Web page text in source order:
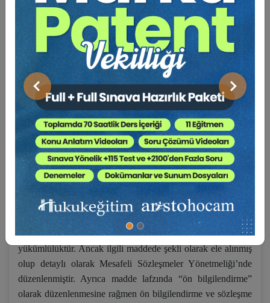
Önceki Sonraki
yükümlülüğüne değinilecektir. Bu yükümlülük sayesinde
tüketicinin fiziki olarak görmeden aldığı malın ya da hizmetin
niteliği hakkında bilgi sahibi olması amaçlanmaktadır.
Çalışmamızda bilgilendirme yükümlülüğünün kapsamına,
niteliğine, sözleşme öncesi ve sonrası olmak üzere türlerine,
kapsamına, yapılma usulüne, bilgilendirme yükümlülüğü
yapılırken uyulması gereken sürelere, bilgilendirme
yükümlülüğü yapılmasına dair teyit alınması gerektiğine ve
teyidin usulüne, teyit alınmazsa meydana gelecek
yaptırımlara, aracı hizmet sağlayıcının kendisi hakkında ve
satıcı/sağlayıcı hakkında tüketici ile paylaşması gereken
bilgilere ve son olarak bilgilendirme yükümlülüğünün ihlali
hukuku hem de tüketici hukuku kapsamında değinilecektir.
Belirtmemiz gerekir ki bilgilendirme yükümlülüğü TKHK m.
4’te tüm tüketici sözleşmeleri için getirilen genel bir
yükümlülüktür. Ancak ilgili maddede şekli olarak ele alınmış
olup detaylı olarak Mesafeli Sözleşmeler Yönetmeliği’nde
düzenlenmiştir. Ayrıca madde lafzında “ön bilgilendirme”
olarak düzenlenmesine rağmen ön bilgilendirme ve sözleşme